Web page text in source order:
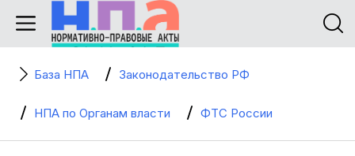
База НПА Законодательство РФ
НПА по Органам власти ФТС России